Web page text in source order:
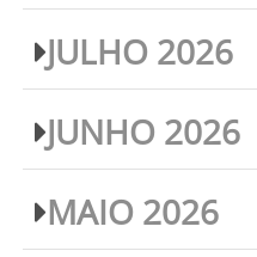
JULHO 2026
JUNHO 2026
MAIO 2026